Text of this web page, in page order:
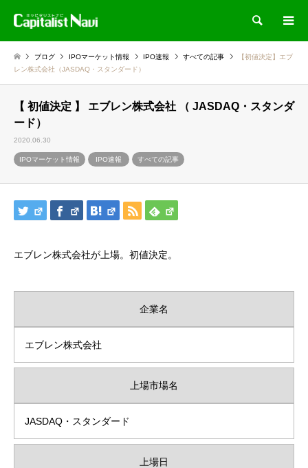
検索
ブログ IPOマーケット情報 IPO速報 すべての記事
【初値決定】エブ
レン株式会社（JASDAQ・スタンダード）
【 初値決定 】 エブレン株式会社 （ JASDAQ・スタンダ
ード）
2020.06.30
IPOマーケット情報 IPO速報 すべての記事
エブレン株式会社が上場。初値決定。
企業名
エブレン株式会社
上場市場名
JASDAQ・スタンダード
上場日